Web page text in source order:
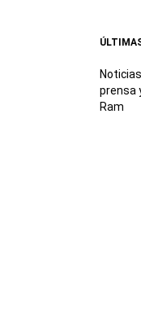
prensa
Ram